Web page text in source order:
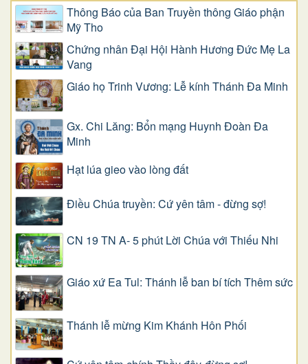
Thông Báo của Ban Truyền thông Giáo phận
Mỹ Tho
Chứng nhân Đại Hội Hành Hương Đức Mẹ La
Vang
Giáo họ Trinh Vương: Lễ kính Thánh Đa Minh
Gx. Chi Lăng: Bổn mạng Huynh Đoàn Đa
Minh
Hạt lúa gieo vào lòng đất
Điều Chúa truyền: Cứ yên tâm - đừng sợ!
CN 19 TN A- 5 phút Lời Chúa với Thiếu Nhi
Giáo xứ Ea Tul: Thánh lễ ban bí tích Thêm sức
Thánh lễ mừng Kim Khánh Hôn Phối